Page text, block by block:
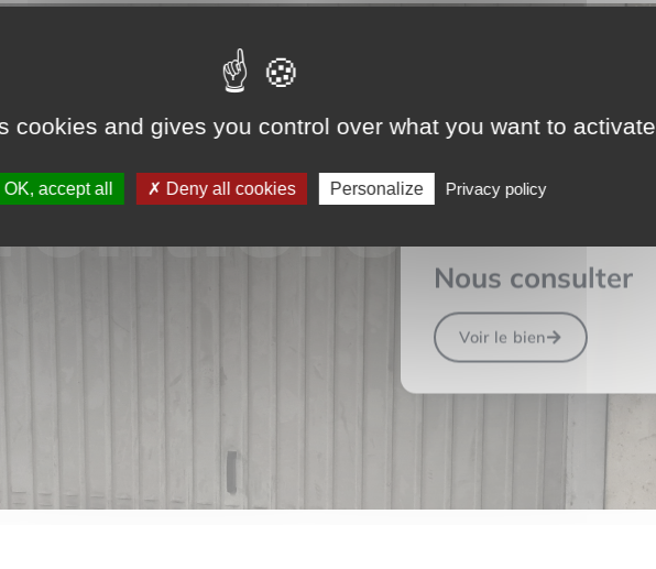
AMBILLY
Nous consulter
Voir le bien
cookies and gives you control over what you want to activate
OK, accept all Deny all cookies Personalize Privacy policy